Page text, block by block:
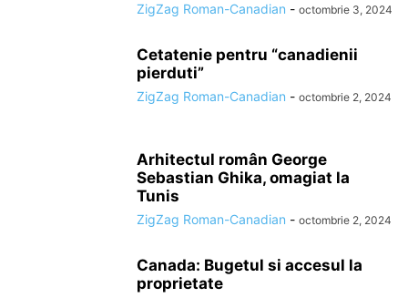
ZigZag Roman-Canadian - octombrie 3, 2024
Cetatenie pentru “canadienii
pierduti”
ZigZag Roman-Canadian - octombrie 2, 2024
Arhitectul român George
Sebastian Ghika, omagiat la
Tunis
ZigZag Roman-Canadian - octombrie 2, 2024
Canada: Bugetul si accesul la
proprietate